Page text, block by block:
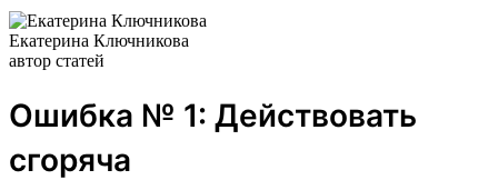
Екатерина Ключникова
автор статей
Ошибка № 1: Действовать
сгоряча